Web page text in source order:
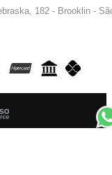
182 - Brooklin -